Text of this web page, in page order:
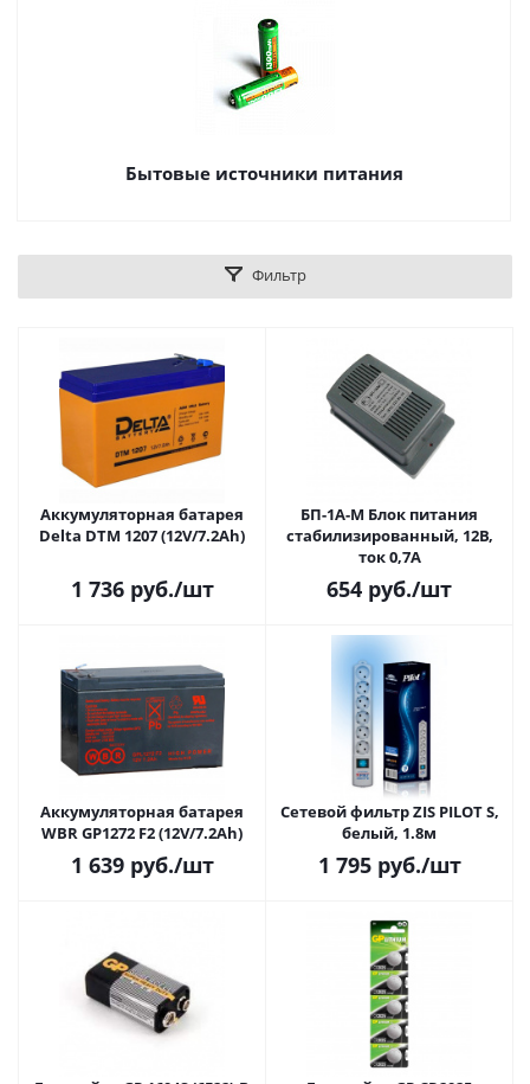
Бытовые источники питания
Фильтр
Аккумуляторная батарея
Delta DTM 1207 (12V/7.2Ah)
1 736руб./шт
БП-1А-М Блок питания
стабилизированный, 12В,
ток 0,7А
654 руб./шт
Аккумуляторная батарея
WBR GP1272 F2 (12V/7.2Ah)
1 639руб./шт
Сетевой фильтр ZIS PILOT S,
белый, 1.8м
1 795руб./шт